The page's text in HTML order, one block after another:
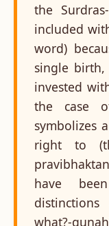
the
included
word)
single
invested
the case
symbolizes
right to
have
what?-